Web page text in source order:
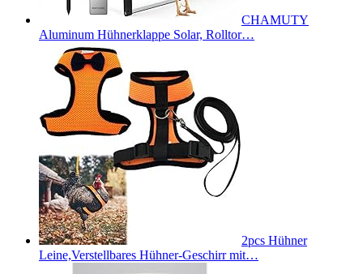
CHAMUTY
Aluminum Hühnerklappe Solar, Rolltor…
2pcs Hühner
Leine,Verstellbares Hühner-Geschirr mit…